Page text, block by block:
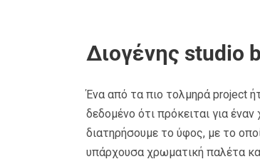
Διογένης studio
Ένα από τα πιο τολμηρά project
δεδομένο ότι πρόκειται για
διατηρήσουμε το ύφος, με το
υπάρχουσα χρωματική παλέτα